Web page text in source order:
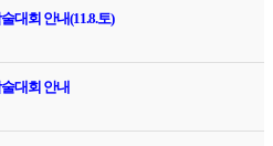
대회 안내(11.8.토)
대회 안내